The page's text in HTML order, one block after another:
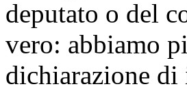
deputato o del
vero: abbiamo
dichiarazione